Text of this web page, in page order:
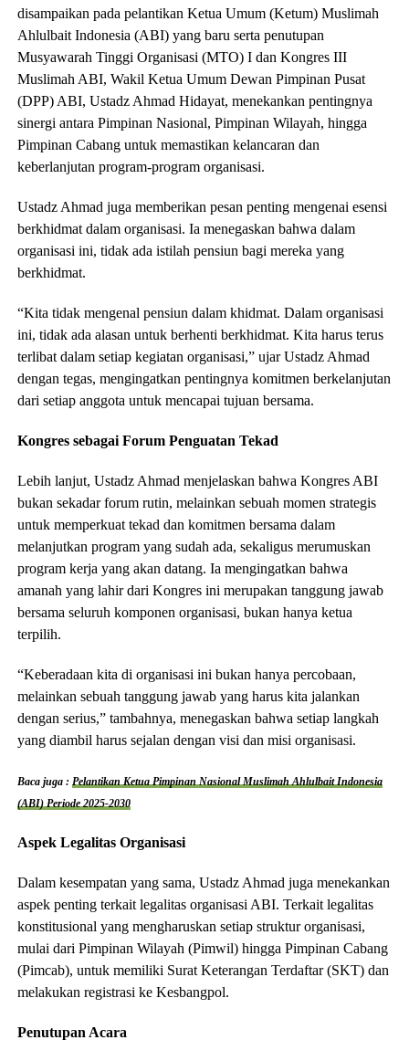
disampaikan pada pelantikan Ketua Umum (Ketum) Muslimah
Ahlulbait Indonesia (ABI) yang baru serta penutupan
Musyawarah Tinggi Organisasi (MTO) I dan Kongres III
Muslimah ABI, Wakil Ketua Umum Dewan Pimpinan Pusat
(DPP) ABI, Ustadz Ahmad Hidayat, menekankan pentingnya
sinergi antara Pimpinan Nasional, Pimpinan Wilayah, hingga
Pimpinan Cabang untuk memastikan kelancaran dan
keberlanjutan program-program organisasi.
Ustadz Ahmad juga memberikan pesan penting mengenai esensi
berkhidmat dalam organisasi. Ia menegaskan bahwa dalam
organisasi ini, tidak ada istilah pensiun bagi mereka yang
berkhidmat.
“Kita tidak mengenal pensiun dalam khidmat. Dalam organisasi
ini, tidak ada alasan untuk berhenti berkhidmat. Kita harus terus
terlibat dalam setiap kegiatan organisasi,” ujar Ustadz Ahmad
dengan tegas, mengingatkan pentingnya komitmen berkelanjutan
dari setiap anggota untuk mencapai tujuan bersama.
Kongres sebagai Forum Penguatan Tekad
Lebih lanjut, Ustadz Ahmad menjelaskan bahwa Kongres ABI
bukan sekadar forum rutin, melainkan sebuah momen strategis
untuk memperkuat tekad dan komitmen bersama dalam
melanjutkan program yang sudah ada, sekaligus merumuskan
program kerja yang akan datang. Ia mengingatkan bahwa
amanah yang lahir dari Kongres ini merupakan tanggung jawab
bersama seluruh komponen organisasi, bukan hanya ketua
terpilih.
“Keberadaan kita di organisasi ini bukan hanya percobaan,
melainkan sebuah tanggung jawab yang harus kita jalankan
dengan serius,” tambahnya, menegaskan bahwa setiap langkah
yang diambil harus sejalan dengan visi dan misi organisasi.
Baca juga : Pelantikan Ketua Pimpinan Nasional Muslimah Ahlulbait Indonesia
(ABI) Periode 2025-2030
Aspek Legalitas Organisasi
Dalam kesempatan yang sama, Ustadz Ahmad juga menekankan
aspek penting terkait legalitas organisasi ABI. Terkait legalitas
konstitusional yang mengharuskan setiap struktur organisasi,
mulai dari Pimpinan Wilayah (Pimwil) hingga Pimpinan Cabang
(Pimcab), untuk memiliki Surat Keterangan Terdaftar (SKT) dan
melakukan registrasi ke Kesbangpol.
Penutupan Acara